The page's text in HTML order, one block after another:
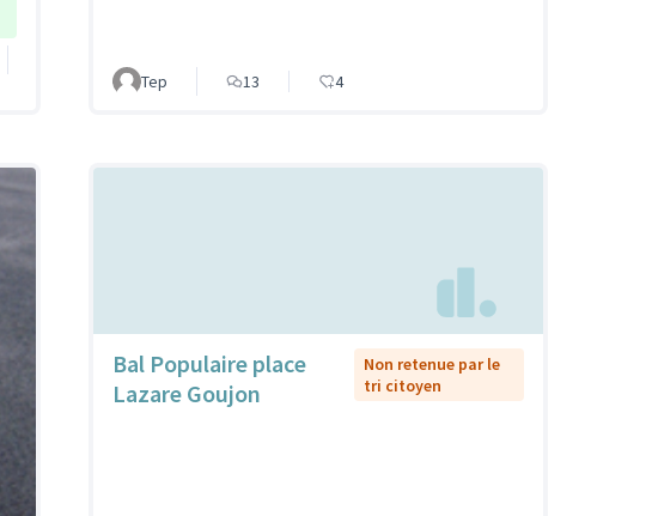
Tep 13 4
Bal Populaire place
Lazare Goujon
Non retenue par le
tri citoyen